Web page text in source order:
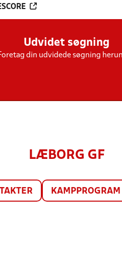
Udvidet søgning
din udvidede søgning
LÆBORG GF
KAMPPROGRAM